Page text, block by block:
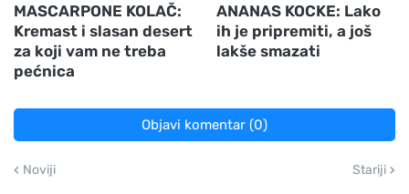
MASCARPONE KOLAČ:
Kremast i slasan desert
za koji vam ne treba
pećnica
ANANAS KOCKE: Lako
ih je pripremiti, a još
lakše smazati
Objavi komentar (0)
Noviji Stariji